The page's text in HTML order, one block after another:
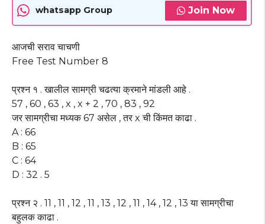
whatsapp Group Join Now
आजची सराव चाचणी
Free Test Number 8
प्रश्न १ . खालील सामग्री चढत्या क्रमाने मांडली आहे .
57 , 60 , 63 , x , x + 2 , 70 , 83 , 92
जर सामग्रीचा मध्यक 67 असेल , तर x ची किंमत काढा .
A : 66
B : 65
C : 64
D : 32 . 5
प्रश्न २ . 11 , 11 , 12 , 11 , 13 , 12 , 11 , 14 , 12 , 13 या सामग्रीचा
बहुलक काढा .